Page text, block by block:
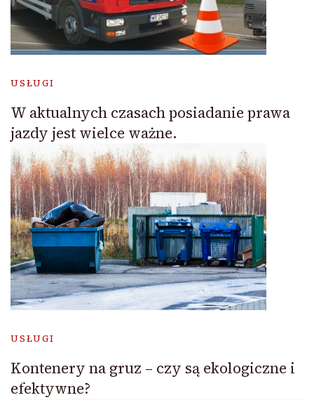
USŁUGI
W aktualnych czasach posiadanie prawa
jazdy jest wielce ważne.
USŁUGI
Kontenery na gruz – czy są ekologiczne i
efektywne?